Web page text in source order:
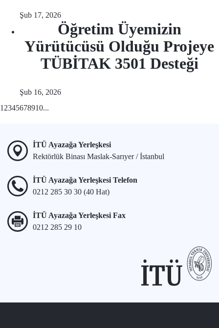
Şub 17, 2026
Öğretim Üyemizin
Yürütücüsü Olduğu Projeye
TÜBİTAK 3501 Desteği
Şub 16, 2026
1 2345678910...
İTÜ Ayazağa Yerleşkesi
Rektörlük Binası Maslak-Sarıyer / İstanbul
İTÜ Ayazağa Yerleşkesi Telefon
0212 285 30 30 (40 Hat)
İTÜ Ayazağa Yerleşkesi Fax
0212 285 29 10